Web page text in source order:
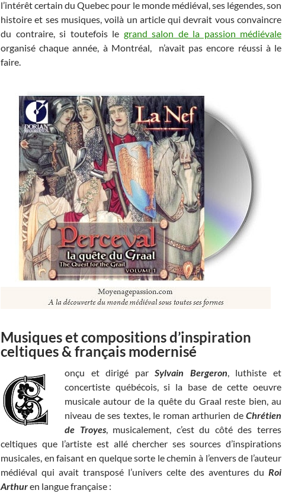
l’intérêt certain du Quebec pour le monde médiéval, ses légendes, son
histoire et ses musiques, voilà un article qui devrait vous convaincre
du contraire, si toutefois le grand salon de la passion médiévale
organisé chaque année, à Montréal, n’avait pas encore réussi à le
faire.
Musiques et compositions d’inspiration
celtiques & français modernisé
onçu et dirigé parSylvain Bergeron, luthiste et
concertiste québécois, si la base de cette oeuvre
musicale autour de la quête du Graal reste bien, au
niveau de ses textes, le roman arthurien de Chrétien
de Troyes, musicalement, c’est du côté des terres
celtiques que l’artiste est allé chercher ses sources d’inspirations
musicales, en faisant en quelque sorte le chemin à l’envers de l’auteur
médiéval qui avait transposé l’univers celte des aventures du Roi
Arthuren langue française :